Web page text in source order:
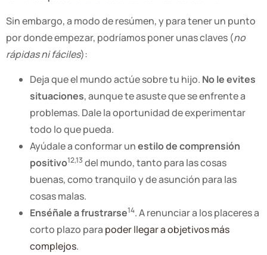
Sin embargo, a modo de resúmen, y para tener un punto
por donde empezar, podríamos poner unas claves (no
rápidas ni fáciles):
Deja que el mundo actúe sobre tu hijo. No le evites
situaciones, aunque te asuste que se enfrente a
problemas. Dale la oportunidad de experimentar
todo lo que pueda.
Ayúdale a conformar unestilo de comprensión
positivo12,13 del mundo, tanto para las cosas
buenas, como tranquilo y de asunción para las
cosas malas.
Enséñale a frustrarse14. A renunciar a los placeres a
corto plazo para poder llegar a objetivos más
complejos.